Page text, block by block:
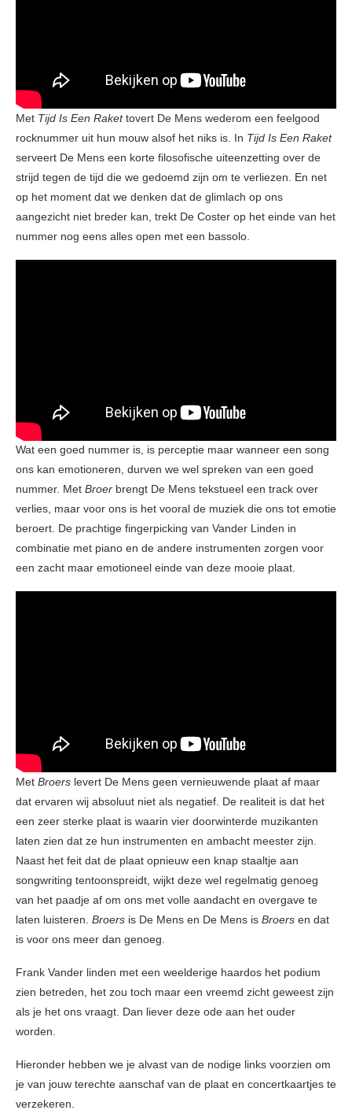
Met Tijd Is Een Rakettovert De Mens wederom een feelgood
rocknummer uit hun mouw alsof het niks is. In Tijd Is Een Raket
serveert De Mens een korte filosofische uiteenzetting over de
strijd tegen de tijd die we gedoemd zijn om te verliezen. En net
op het moment dat we denken dat de glimlach op ons
aangezicht niet breder kan, trekt De Coster op het einde van het
nummer nog eens alles open met een bassolo.
Wat een goed nummer is, is perceptie maar wanneer een song
ons kan emotioneren, durven we wel spreken van een goed
nummer. Met Broer brengt De Mens tekstueel een track over
verlies, maar voor ons is het vooral de muziek die ons tot emotie
beroert. De prachtige fingerpicking van Vander Linden in
combinatie met piano en de andere instrumenten zorgen voor
een zacht maar emotioneel einde van deze mooie plaat.
Met Broers levert De Mens geen vernieuwende plaat af maar
dat ervaren wij absoluut niet als negatief. De realiteit is dat het
een zeer sterke plaat is waarin vier doorwinterde muzikanten
laten zien dat ze hun instrumenten en ambacht meester zijn.
Naast het feit dat de plaat opnieuw een knap staaltje aan
songwriting tentoonspreidt, wijkt deze wel regelmatig genoeg
van het paadje af om ons met volle aandacht en overgave te
laten luisteren. Broers is De Mens en De Mens is Broers en dat
is voor ons meer dan genoeg.
Frank Vander linden met een weelderige haardos het podium
zien betreden, het zou toch maar een vreemd zicht geweest zijn
als je het ons vraagt. Dan liever deze ode aan het ouder
worden.
Hieronder hebben we je alvast van de nodige links voorzien om
je van jouw terechte aanschaf van de plaat en concertkaartjes te
verzekeren.